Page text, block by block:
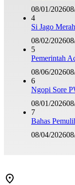
08/01/2026
4
Si Jago
08/02/2026
5
Pemerintah
08/06/2026
6
Ngopi Sore
08/01/2026
7
Bahas
08/04/2026